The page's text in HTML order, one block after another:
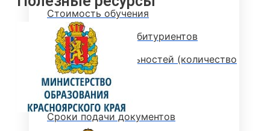
Стоимость обучения
Информация для абитуриентов
Перечень специальностей (количество
мест для приема)
Сроки зачисления
Сроки подачи документов